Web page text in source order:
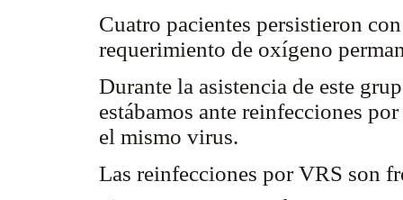
Cuatro pacientes persistieron
requerimiento de oxígeno
Durante la asistencia de este
estábamos ante reinfecciones
el mismo virus.
Las reinfecciones por VRS son